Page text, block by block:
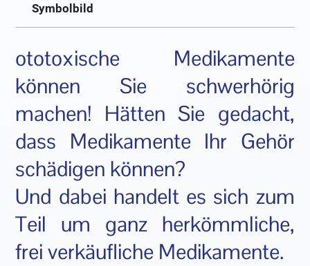
Symbolbild
ototoxische Medikamente
können Sie schwerhörig
machen! Hätten Sie gedacht,
dass Medikamente Ihr Gehör
schädigen können?
Und dabei handelt es sich zum
Teil um ganz herkömmliche,
frei verkäufliche Medikamente.